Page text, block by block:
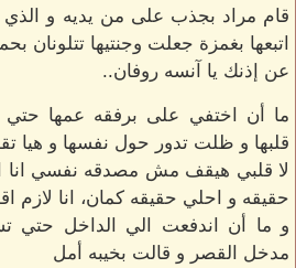
قام مراد بجذب على من يديه و الذي
اتبعها بغمزة جعلت وجنتيها تتلونان
عن إذنك يا آنسه روفان..
ما أن اختفي على برفقه عمها
قلبها و ظلت تدور حول نفسها و هيا
لا قلبي هيقف مش مصدقه نفسي انا
حقيقه و احلي حقيقه كمان، انا لازم
و ما أن اندفعت الي الداخل
مدخل القصر و قالت بخيبه أمل